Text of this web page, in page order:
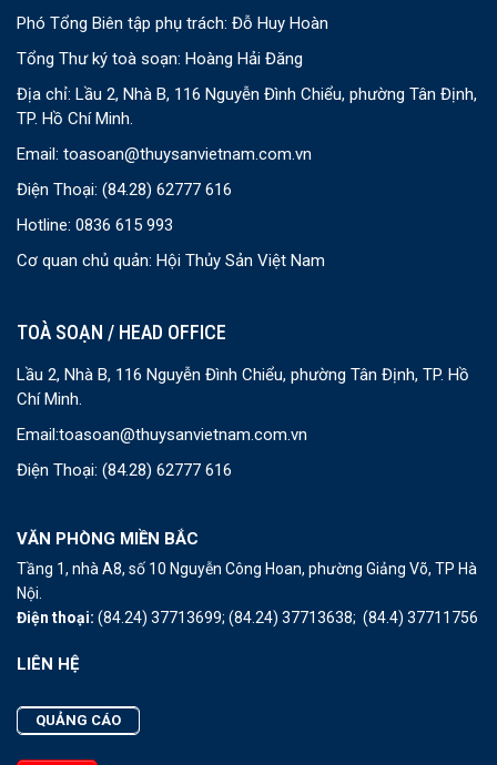
Phó Tổng Biên tập phụ trách: Đỗ Huy Hoàn
Tổng Thư ký toà soạn: Hoàng Hải Đăng
Địa chỉ: Lầu 2, Nhà B, 116 Nguyễn Đình Chiểu, phường Tân Định,
TP. Hồ Chí Minh.
Email: toasoan@thuysanvietnam.com.vn
Điện Thoại: (84.28) 62777 616
Hotline: 0836 615 993
Cơ quan chủ quản: Hội Thủy Sản Việt Nam
TOÀ SOẠN / HEAD OFFICE
Lầu 2, Nhà B, 116 Nguyễn Đình Chiểu, phường Tân Định, TP. Hồ
Chí Minh.
Email:toasoan@thuysanvietnam.com.vn
Điện Thoại: (84.28) 62777 616
VĂN PHÒNG MIỀN BẮC
Tầng 1, nhà A8, số 10 Nguyễn Công Hoan, phường Giảng Võ, TP Hà
Nội.
Điện thoại: (84.24) 37713699; (84.24) 37713638; (84.4) 37711756
LIÊN HỆ
QUẢNG CÁO